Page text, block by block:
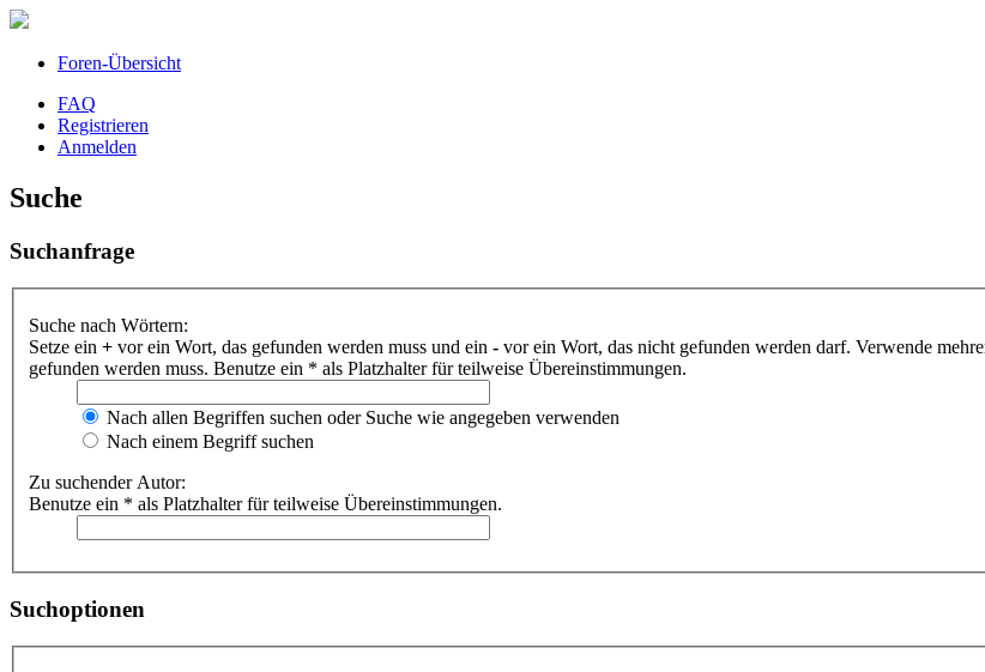
Foren-Übersicht
FAQ
Registrieren
Anmelden
Suche
Suchanfrage
Suche nach Wörtern:
Setze ein + vor ein Wort, das gefunden werden muss und ein - vor ein Wort, das nicht gefunden werden darf. Verwende
gefunden werden muss. Benutze ein * als Platzhalter für teilweise Übereinstimmungen.
Nach allen Begriffen suchen oder Suche wie angegeben verwenden
Nach einem Begriff suchen
Zu suchender Autor:
Benutze ein * als Platzhalter für teilweise Übereinstimmungen.
Suchoptionen